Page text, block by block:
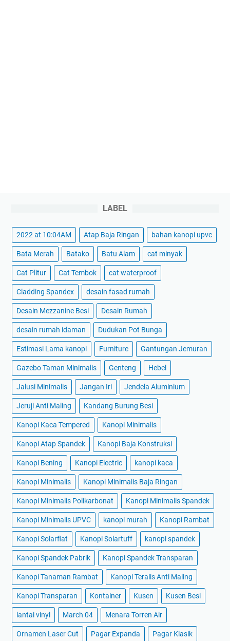
LABEL
2022 at 10:04AM Atap Baja Ringan bahan kanopi upvc
Bata Merah Batako Batu Alam cat minyak
Cat Plitur Cat Tembok cat waterproof
Cladding Spandex desain fasad rumah
Desain Mezzanine Besi Desain Rumah
desain rumah idaman Dudukan Pot Bunga
Estimasi Lama kanopi Furniture Gantungan Jemuran
Gazebo Taman Minimalis Genteng Hebel
Jalusi Minimalis Jangan Iri Jendela Aluminium
Jeruji Anti Maling Kandang Burung Besi
Kanopi Kaca Tempered Kanopi Minimalis
Kanopi Atap Spandek Kanopi Baja Konstruksi
Kanopi Bening Kanopi Electric kanopi kaca
Kanopi Minimalis Kanopi Minimalis Baja Ringan
Kanopi Minimalis Polikarbonat Kanopi Minimalis Spandek
Kanopi Minimalis UPVC kanopi murah Kanopi Rambat
Kanopi Solarflat Kanopi Solartuff kanopi spandek
Kanopi Spandek Pabrik Kanopi Spandek Transparan
Kanopi Tanaman Rambat Kanopi Teralis Anti Maling
Kanopi Transparan Kontainer Kusen Kusen Besi
lantai vinyl March 04 Menara Torren Air
Ornamen Laser Cut Pagar Expanda Pagar Klasik